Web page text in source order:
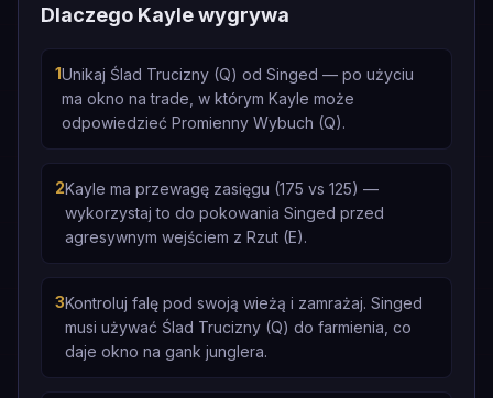
Dlaczego Kayle wygrywa
1Unikaj Ślad Trucizny (Q) od Singed — po użyciu
ma okno na trade, w którym Kayle może
odpowiedzieć Promienny Wybuch (Q).
2Kayle ma przewagę zasięgu (175 vs 125) —
wykorzystaj to do pokowania Singed przed
agresywnym wejściem z Rzut (E).
3Kontroluj falę pod swoją wieżą i zamrażaj. Singed
musi używać Ślad Trucizny (Q) do farmienia, co
daje okno na gank junglera.